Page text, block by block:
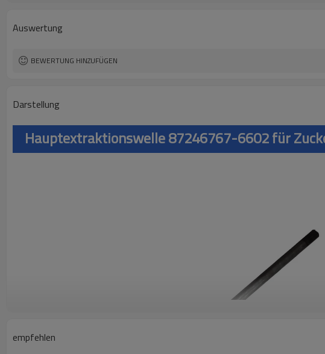
Oberflächenbehandlung
Auswertung
BEWERTUNG HINZUFÜGEN
Darstellung
Hauptextraktionswelle 87246767-6602 für
empfehlen